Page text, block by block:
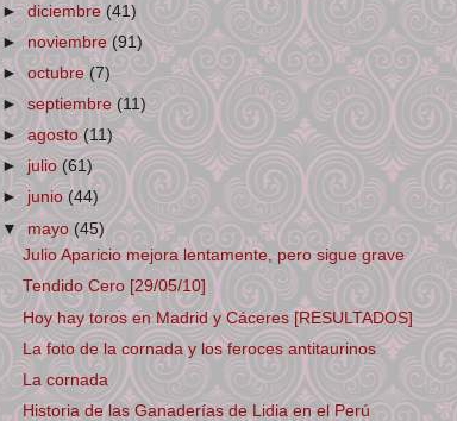
►diciembre(41)
► noviembre(91)
►octubre(7)
►septiembre(11)
►agosto(11)
►julio(61)
►junio(44)
▼mayo(45)
Julio Aparicio mejora lentamente, pero sigue grave
Tendido Cero [29/05/10]
Hoy hay toros en Madrid y Cáceres [RESULTADOS]
La foto de la cornada y los feroces antitaurinos
La cornada
Historia de las Ganaderías de Lidia en el Perú